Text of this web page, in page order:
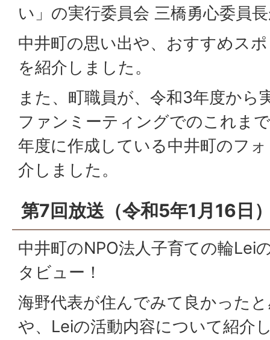
い」の実行委員会 三橋勇心委員
中井町の思い出や、おすすめス
を紹介しました。
また、町職員が、令和3年度から
ファンミーティングでのこれま
年度に作成している中井町のフ
介しました。
第7回放送（令和5年1月16日
中井町のNPO法人子育ての輪Lei
タビュー！
海野代表が住んでみて良かった
や、Leiの活動内容について紹介